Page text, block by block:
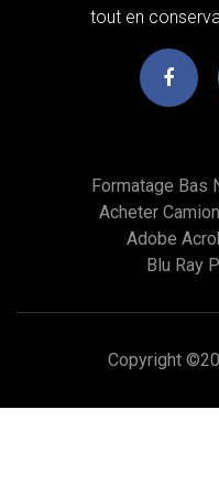
tout en
Formatage Bas
Acheter
Adobe
Blu Ray
Copyright ©